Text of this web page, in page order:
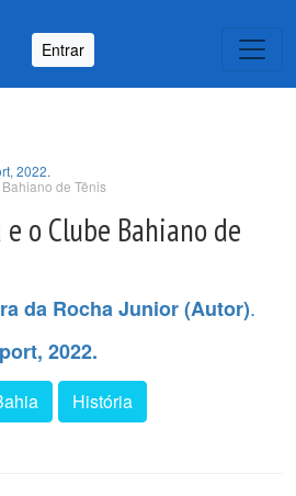
Entrar
2022.
de Tênis
o Clube Bahiano de
da Rocha Junior (Autor).
2022.
História